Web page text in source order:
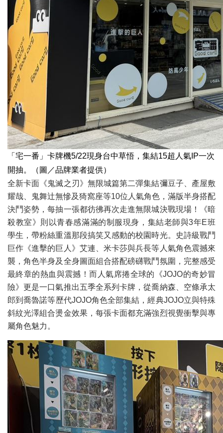
「宅一番」卡牌機5/22現身台中草悟，集結15超人氣IP一次
開抽。（圖／品牌業者提供）
全新卡面《鬼滅之刃》無限城篇第二彈集結彌豆子、產屋敷
耀哉、鬼舞辻無慘及猗窩座等10位人氣角色，滿版半身搭配
決鬥姿勢，每抽一張都彷彿再次走進無限城決戰現場！《暗
殺教室》則以青春感滿滿的制服現身，集結老師與3年E班
學生，帶粉絲重溫那段搞笑又感動的校園時光。史詩級戰鬥
巨作《進擊的巨人》艾連、米卡莎與兵長等人氣角色震撼來
襲，角色半身及全身圖面組合搭配磅礴戰鬥氛圍，完整感受
最終章的熱血與震撼！而人氣席捲全球的《JOJO的奇妙冒
險》更是一口氣推出五季全系列卡牌，從喬納森、空條承太
郎到喬魯諾等歷代JOJO角色全部集結，經典JOJO立與特殊
斜紋光澤組合燙金效果，每張卡面都充滿強烈視覺衝擊與專
屬角色魅力。